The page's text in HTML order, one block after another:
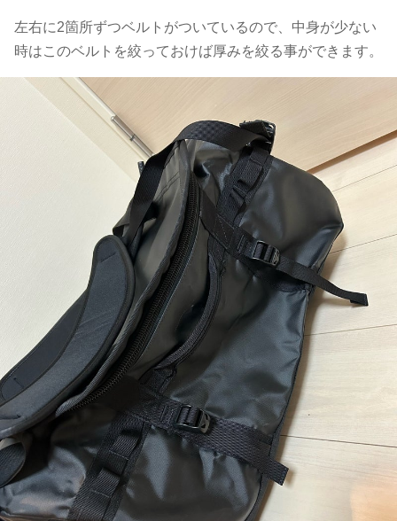
左右に2箇所ずつベルトがついているので、中身が少ない
時はこのベルトを絞っておけば厚みを絞る事ができます。